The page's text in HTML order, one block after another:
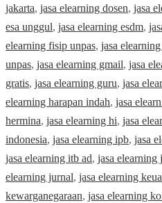
jakarta, jasa elearning dosen, jasa
esa unggul, jasa elearning esdm,
elearning fisip unpas, jasa
unpas, jasa elearning gmail, jasa
gratis, jasa elearning guru, jasa
elearning harapan indah, jasa
hermina, jasa elearning hi, jasa
indonesia, jasa elearning ipb, jasa
jasa elearning itb ad, jasa elearning
elearning jurnal, jasa elearning
kewarganegaraan, jasa elearning